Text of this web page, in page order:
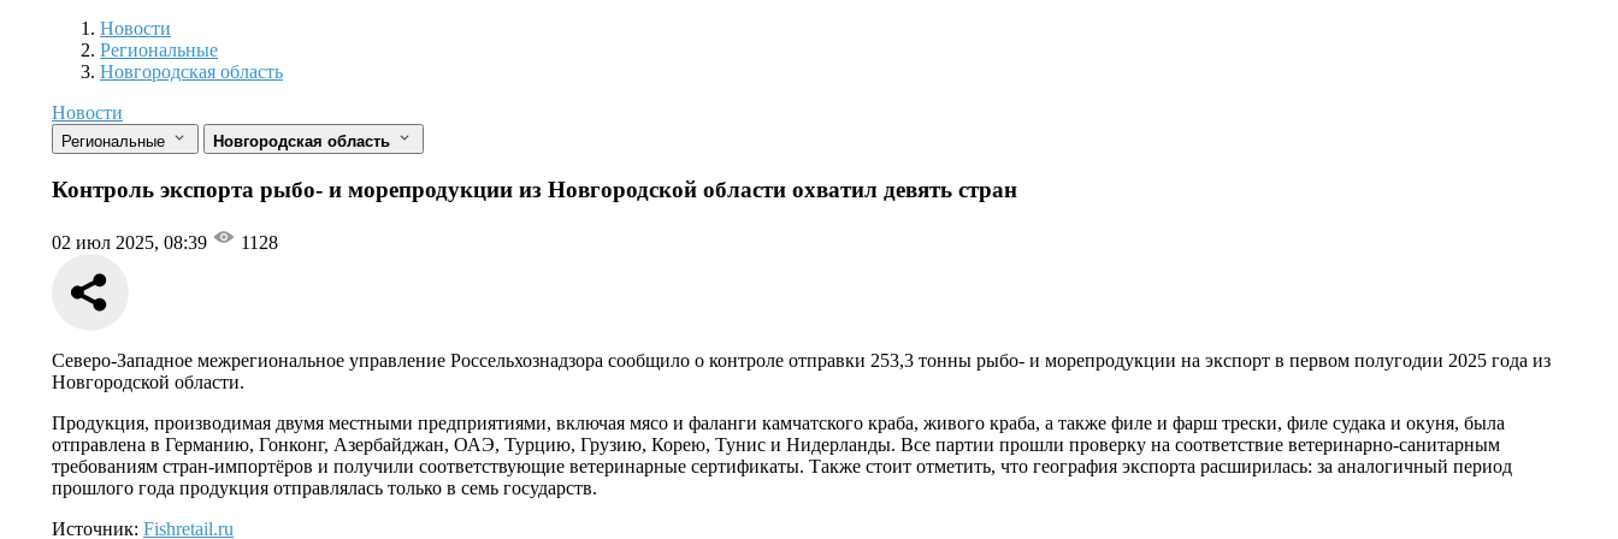
Новости
Разделы
Новости
Региональные
Новгородская область
Новости
Региональные Новгородская область
Контроль экспорта рыбо- и морепродукции из Новгородской области охватил девять стран
02 июл 2025, 08:39 1128
Северо-Западное межрегиональное управление Россельхознадзора сообщило о контроле отправки 253,3 тонны рыбо- и морепродукции на экспорт в первом полугодии 2025 года из
Новгородской области.
Продукция, производимая двумя местными предприятиями, включая мясо и фаланги камчатского краба, живого краба, а также филе и фарш трески, филе судака и окуня, была
отправлена в Германию, Гонконг, Азербайджан, ОАЭ, Турцию, Грузию, Корею, Тунис и Нидерланды. Все партии прошли проверку на соответствие ветеринарно-санитарным
требованиям стран-импортёров и получили соответствующие ветеринарные сертификаты. Также стоит отметить, что география экспорта расширилась: за аналогичный период
прошлого года продукция отправлялась только в семь государств.
Источник: Fishretail.ru